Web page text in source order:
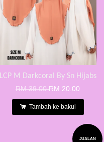
LCP M Darkcoral By Sn Hijabs
RM 39.00RM 20.00
Tambah ke bakul
JUALAN